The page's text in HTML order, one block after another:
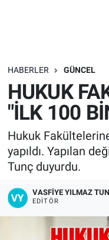
HABERLER GÜNCEL
HUKUK
"İLK 100
Hukuk
yapıldı. Yapılan
Tunç duyurdu.
VASFIYE YILMAZ
EDITÖR